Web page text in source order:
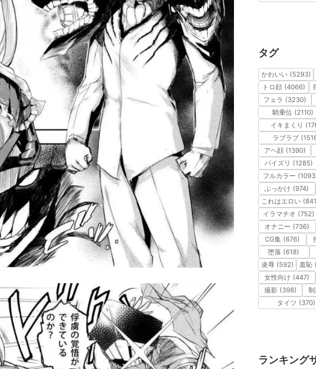
タグ
かわいい (5293)
トロ顔 (4066)
フェラ (3230)
騎乗位 (2110)
イキまくり
ラブラブ
アヘ顔 (1390)
パイズリ (1285)
フルカラー
ぶっかけ (974)
これはエロい
イラマチオ (752)
オナニー (736)
CG集 (676)
堕落 (618)
凌辱 (592)
羞恥
女性向け (447)
撮影 (398)
タイツ (370)
ランキング